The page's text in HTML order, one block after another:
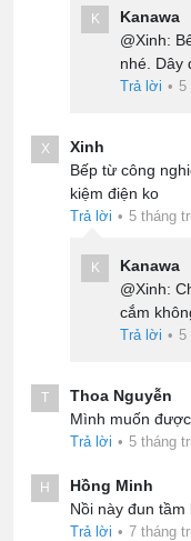
K Kanawa
@Xinh:
nhé. Dây
Trả lời • 5
X
Xinh
Bếp từ công
kiệm điện ko
Trả lời • 5 tháng
K Kanawa
@Xinh:
cắm
Trả lời • 5
T
Thoa Nguyễn
Mình muốn
Trả lời • 5 tháng
H
Hồng Minh
Nồi này đun
Trả lời • 7 tháng